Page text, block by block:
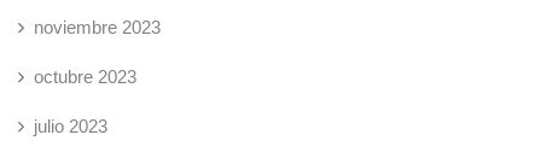
noviembre 2023
octubre 2023
julio 2023